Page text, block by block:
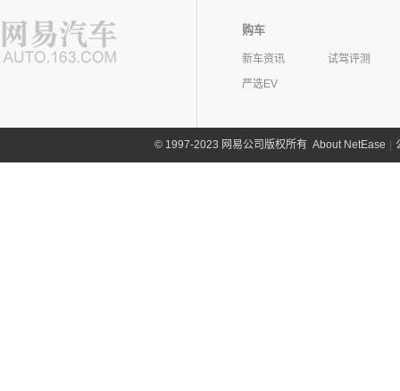
购车
新车资讯
试驾评测
严选EV
©1997-2023 网易公司版权所有 About NetEase